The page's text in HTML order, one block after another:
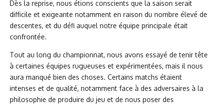
Dès la reprise, nous étions conscients que la saison serait
difficile et exigeante notamment en raison du nombre élevé de
descentes, et du défi auquel notre équipe principale était
confrontée.
Tout au long du championnat, nous avons essayé de tenir tête
à certaines équipes rugueuses et expérimentées, mais il nous
aura manqué bien des choses. Certains matchs étaient
intenses et de qualité, notamment face à des adversaires à la
philosophie de produire du jeu et de nous poser des